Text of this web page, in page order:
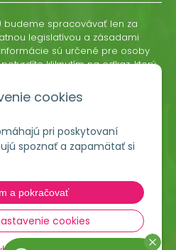
cookies
pri poskytovaní
spoznať a zapamätať si
a pokračovať
cookies
spracovávať len za
legislatívou a zásadami
sú určené pre osoby
kliknutím na odkaz, ktorý
kliknutím na odkaz z
emailu.